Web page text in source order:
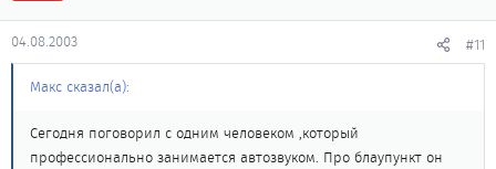
04.08.2003 #11
Макс сказал(а):
Сегодня поговорил с одним человеком ,который
профессионально занимается автозвуком. Про блаупункт он